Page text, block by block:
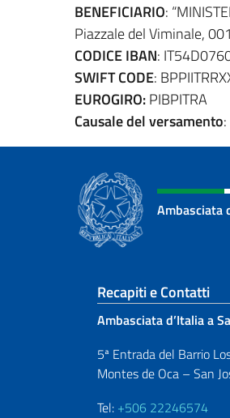
BENEFICIARIO:
Piazzale del Viminale,
CODICE IBAN:
SWIFT CODE:
EUROGIRO:PIBPITRA
Causale del versamento
Ambasciata
Sezione
Recapiti e Contatti
Ambasciata d’Italia a
5ª Entrada del Barrio
Montes de Oca – San
Tel: +506 22246574